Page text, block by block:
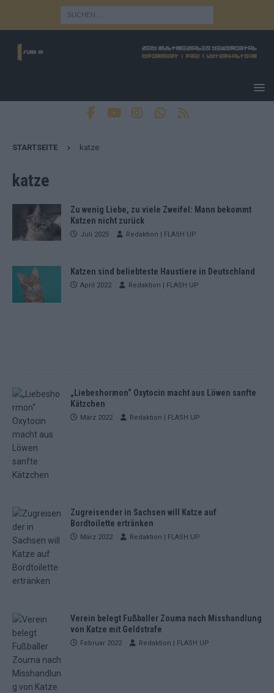
STARTSEITE katze
katze
Zu wenig Liebe, zu viele Zweifel: Mann bekommt
Katzen nicht zurück
Juli 2025 Redaktion | FLASH UP
Katzen sind beliebteste Haustiere in Deutschland
April 2022 Redaktion | FLASH UP
„Liebeshormon“ Oxytocin macht aus Löwen sanfte
Kätzchen
März 2022 Redaktion | FLASH UP
Zugreisender in Sachsen will Katze auf
Bordtoilette ertränken
März 2022 Redaktion | FLASH UP
Verein belegt Fußballer Zouma nach Misshandlung
von Katze mit Geldstrafe
Februar 2022 Redaktion | FLASH UP